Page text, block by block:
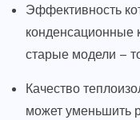
Эффективность
конденсационные
старые модели –
Качество
может уменьшить